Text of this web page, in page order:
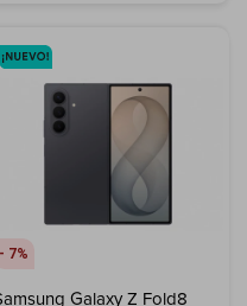
7
Galaxy Z Fold8